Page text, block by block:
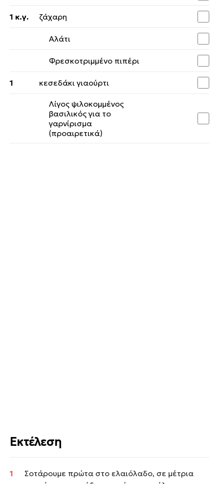
1 κ.γ. ζάχαρη
Αλάτι
Φρεσκοτριμμένο πιπέρι
1 κεσεδάκι γιαούρτι
Λίγος ψιλοκομμένος
βασιλικός για το
γαρνίρισμα
(προαιρετικά)
Εκτέλεση
Σοτάρουμε πρώτα στο ελαιόλαδο, σε μέτρια